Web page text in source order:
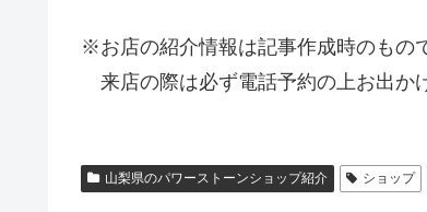
※お店の紹介情報は記事作成時のもの
来店の際は必ず電話予約の上お出か
山梨県のパワーストーンショップ紹介 ショップ